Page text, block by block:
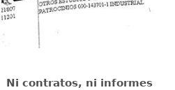
Ni contratos, ni informes